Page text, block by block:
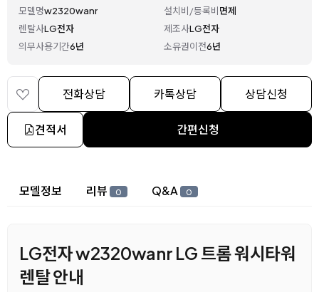
모델명w2320wanr 설치비/등록비면제
렌탈사LG전자 제조사LG전자
의무사용기간6년 소유권이전6년
전화상담 카톡상담 상담신청
견적서 간편신청
상세 정보
모델정보 리뷰 0 Q&A 0
LG전자 w2320wanr LG 트롬 워시타워
렌탈 안내